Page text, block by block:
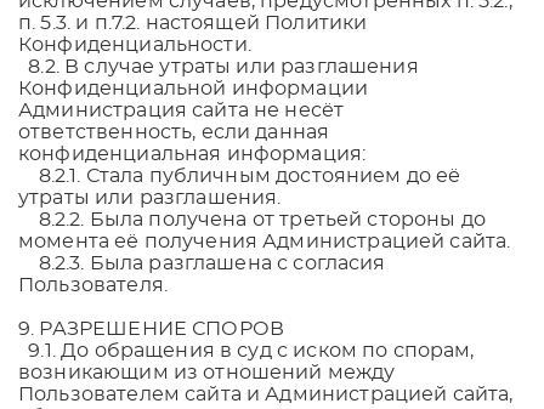
п. 5.3. и п.7.2. настоящей Политики
Конфиденциальности.
8.2. В случае утраты или разглашения
Конфиденциальной информации
Администрация сайта не несёт
ответственность, если данная
конфиденциальная информация:
8.2.1. Стала публичным достоянием до её
утраты или разглашения.
8.2.2. Была получена от третьей стороны до
момента её получения Администрацией сайта.
8.2.3. Была разглашена с согласия
Пользователя.
9. РАЗРЕШЕНИЕ СПОРОВ
9.1. До обращения в суд с иском по спорам,
возникающим из отношений между
Пользователем сайта и Администрацией сайта,